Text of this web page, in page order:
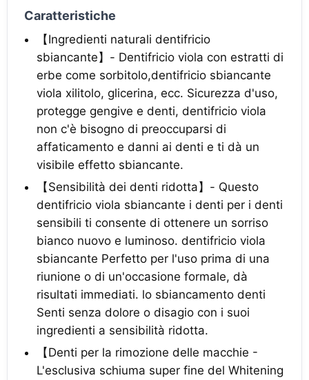
Caratteristiche
【Ingredienti naturali dentifricio
sbiancante】- Dentifricio viola con estratti di
erbe come sorbitolo,dentifricio sbiancante
viola xilitolo, glicerina, ecc. Sicurezza d'uso,
protegge gengive e denti, dentifricio viola
non c'è bisogno di preoccuparsi di
affaticamento e danni ai denti e ti dà un
visibile effetto sbiancante.
【Sensibilità dei denti ridotta】- Questo
dentifricio viola sbiancante i denti per i denti
sensibili ti consente di ottenere un sorriso
bianco nuovo e luminoso. dentifricio viola
sbiancante Perfetto per l'uso prima di una
riunione o di un'occasione formale, dà
risultati immediati. lo sbiancamento denti
Senti senza dolore o disagio con i suoi
ingredienti a sensibilità ridotta.
【Denti per la rimozione delle macchie -
L'esclusiva schiuma super fine del Whitening